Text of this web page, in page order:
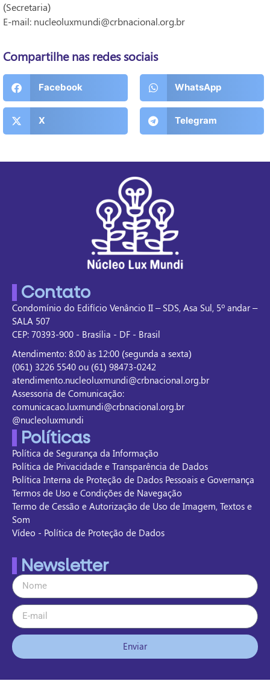
(Secretaria)
E-mail: nucleoluxmundi@crbnacional.org.br
Compartilhe nas redes sociais
Facebook WhatsApp
X Telegram
Contato
Condomínio do Edifício Venâncio II – SDS, Asa Sul, 5º andar –
SALA 507
CEP: 70393-900 - Brasília - DF - Brasil
Atendimento: 8:00 às 12:00 (segunda a sexta)
(061) 3226 5540 ou (61) 98473-0242
atendimento.nucleoluxmundi@crbnacional.org.br
Assessoria de Comunicação:
comunicacao.luxmundi@crbnacional.org.br
@nucleoluxmundi
Políticas
Política de Segurança da Informação
Política de Privacidade e Transparência de Dados
Política Interna de Proteção de Dados Pessoais e Governança
Termos de Uso e Condições de Navegação
Termo de Cessão e Autorização de Uso de Imagem, Textos e
Som
Vídeo - Política de Proteção de Dados
Newsletter
Enviar